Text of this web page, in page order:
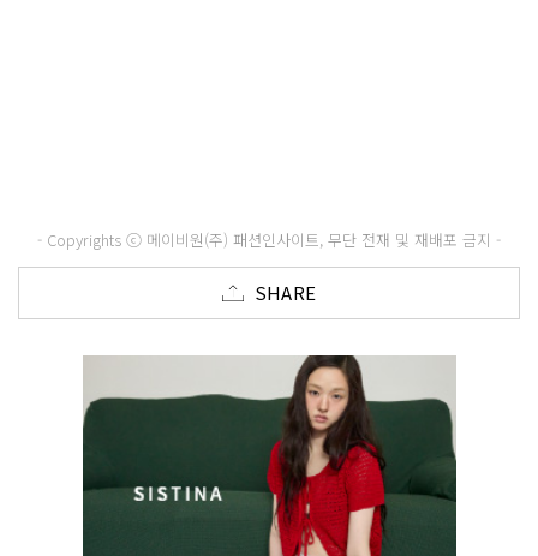
- Copyrights ⓒ 메이비원(주) 패션인사이트, 무단 전재 및 재배포 금지 -
SHARE